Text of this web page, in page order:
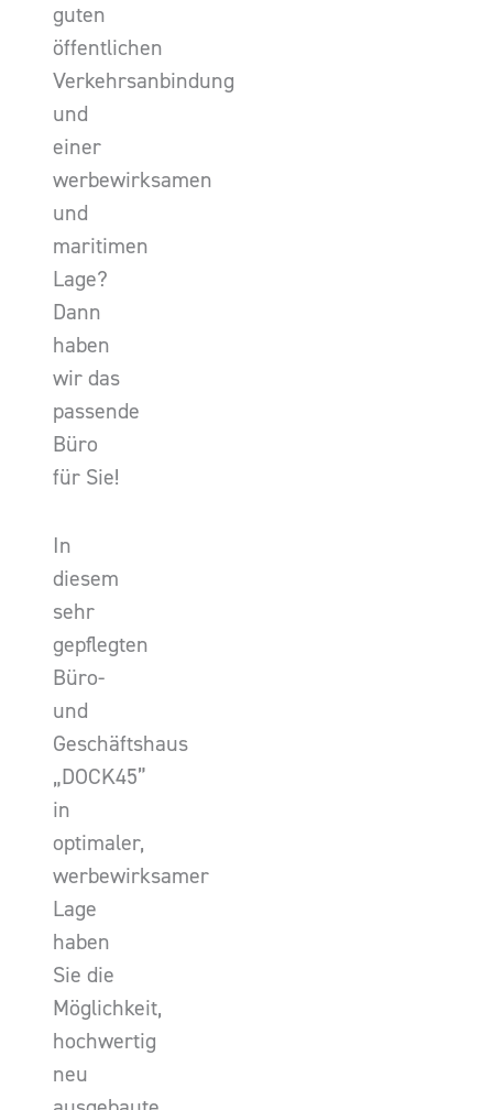
guten
öffentlichen
Verkehrsanbindung
und
einer
werbewirksamen
und
maritimen
Lage?
Dann
haben
wir das
passende
Büro
für Sie!
In
diesem
sehr
gepflegten
Büro-
und
Geschäftshaus
„DOCK45”
in
optimaler,
werbewirksamer
Lage
haben
Sie die
Möglichkeit,
hochwertig
neu